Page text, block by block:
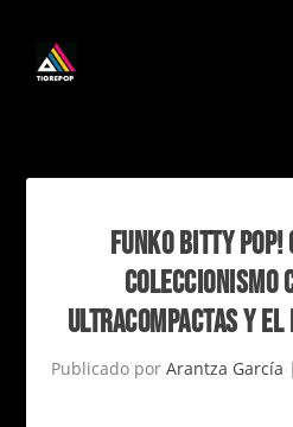
FUNKO BITTY POP!
COLECCIONISMO
ULTRACOMPACTAS Y
Publicado por Arantza García |